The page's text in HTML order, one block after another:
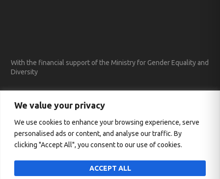
We value your privacy
We use cookies to enhance your browsing experience, serve
personalised ads or content, and analyse our traffic. By
clicking "Accept All", you consent to our use of cookies.
ACCEPT ALL
With the financial support of the Ministry for Gender Equality and
Diversity